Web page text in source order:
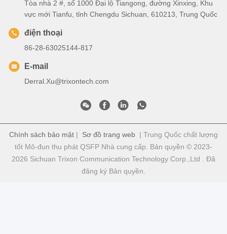
Tòa nhà 2 #, số 1000 Đại lộ Tiangong, đường Xinxing, Khu
vực mới Tianfu, tỉnh Chengdu Sichuan, 610213, Trung Quốc
điện thoại
86-28-63025144-817
E-mail
Derral.Xu@trixontech.com
Chính sách bảo mật | Sơ đồ trang web | Trung Quốc chất lượng
tốt Mô-đun thu phát QSFP Nhà cung cấp. Bản quyền © 2023-
2026 Sichuan Trixon Communication Technology Corp.,Ltd . Đã
đăng ký Bản quyền.